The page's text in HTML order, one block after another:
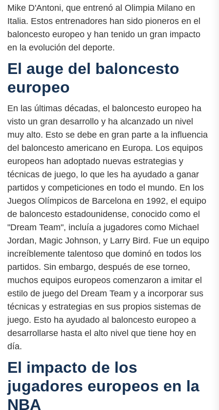
Mike D'Antoni, que entrenó al Olimpia Milano en
Italia. Estos entrenadores han sido pioneros en el
baloncesto europeo y han tenido un gran impacto
en la evolución del deporte.
El auge del baloncesto
europeo
En las últimas décadas, el baloncesto europeo ha
visto un gran desarrollo y ha alcanzado un nivel
muy alto. Esto se debe en gran parte a la influencia
del baloncesto americano en Europa. Los equipos
europeos han adoptado nuevas estrategias y
técnicas de juego, lo que les ha ayudado a ganar
partidos y competiciones en todo el mundo. En los
Juegos Olímpicos de Barcelona en 1992, el equipo
de baloncesto estadounidense, conocido como el
"Dream Team", incluía a jugadores como Michael
Jordan, Magic Johnson, y Larry Bird. Fue un equipo
increíblemente talentoso que dominó en todos los
partidos. Sin embargo, después de ese torneo,
muchos equipos europeos comenzaron a imitar el
estilo de juego del Dream Team y a incorporar sus
técnicas y estrategias en sus propios sistemas de
juego. Esto ha ayudado al baloncesto europeo a
desarrollarse hasta el alto nivel que tiene hoy en
día.
El impacto de los
jugadores europeos en la
NBA